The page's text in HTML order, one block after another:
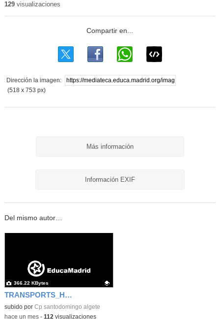
129visualizaciones
Dirección la imagen:
(518 x 753 px)
Más información
Información EXIF
Del mismo autor…
TRANSPORTS_HENRY FORD
Contenido educativo.
subido por Cp santodomingo algete
366.22 KBytes
-hace un mes- 112 visualizaciones